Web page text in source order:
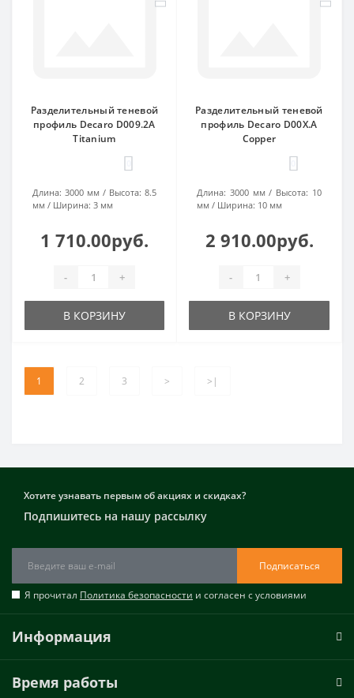
Разделительный теневой
профиль Decaro D009.2A
Titanium
Длина: 3000 мм Высота: 8.5
мм
Ширина: 3 мм
1 710.00руб.
- +
В КОРЗИНУ
Разделительный теневой
профиль Decaro D00X.A
Copper
Длина: 3000 мм Высота: 10
мм
Ширина: 10 мм
2 910.00руб.
- +
В КОРЗИНУ
1 2 3 > >|
Хотите узнавать первым об акциях и скидках?
Подпишитесь на нашу рассылку
Подписаться
Я прочитал Политика безопасности и согласен с условиями
Информация
Время работы